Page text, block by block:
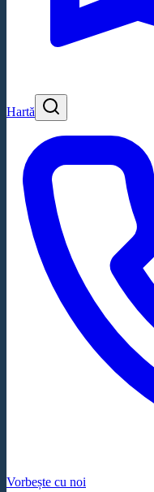
Hartă
Vorbește cu noi